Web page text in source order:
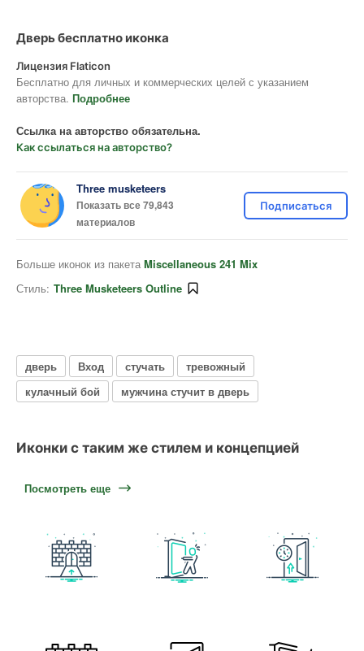
Дверь бесплатно иконка
Лицензия Flaticon
Бесплатно для личных и коммерческих целей с указанием
авторства. Подробнее
Ссылка на авторство обязательна.
Как ссылаться на авторство?
Three musketeers
Показать все 79,843
материалов
Подписаться
Больше иконок из пакета Miscellaneous 241 Mix
Стиль: Three Musketeers Outline
дверь Вход стучать
тревожный
кулачный бой
мужчина стучит в дверь
Иконки с таким же стилем и концепцией
Посмотреть еще